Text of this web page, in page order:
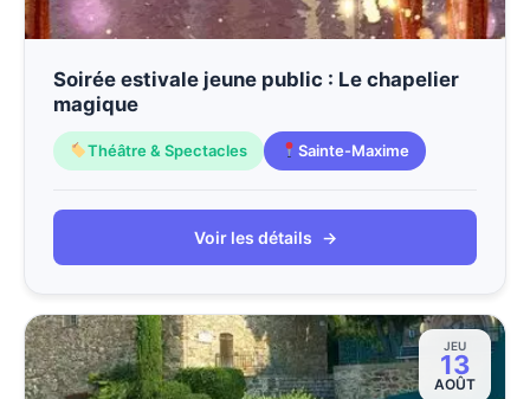
Soirée estivale jeune public : Le chapelier
magique
Théâtre & Spectacles Sainte-Maxime
Voir les détails →
JEU
13
AOÛT